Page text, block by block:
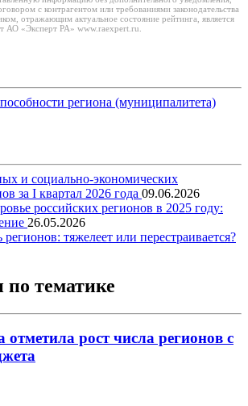
с контрагентом или требованиями законодательства
отражающим актуальное состояние рейтинга, является
АО «Эксперт РА» www.raexpert.ru.
региона (муниципалитета)
и социально-экономических
за I квартал 2026 года 09.06.2026
российских регионов в 2025 году:
26.05.2026
тяжелеет или перестраивается?
тематике
отметила рост числа регионов с